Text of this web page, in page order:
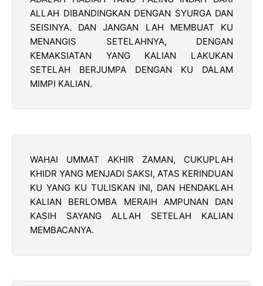
ALLAH DIBANDINGKAN DENGAN SYURGA DAN
SEISINYA. DAN JANGAN LAH MEMBUAT KU
MENANGIS SETELAHNYA, DENGAN
KEMAKSIATAN YANG KALIAN LAKUKAN
SETELAH BERJUMPA DENGAN KU DALAM
MIMPI KALIAN.
WAHAI UMMAT AKHIR ZAMAN, CUKUPLAH
KHIDR YANG MENJADI SAKSI, ATAS KERINDUAN
KU YANG KU TULISKAN INI, DAN HENDAKLAH
KALIAN BERLOMBA MERAIH AMPUNAN DAN
KASIH SAYANG ALLAH SETELAH KALIAN
MEMBACANYA.